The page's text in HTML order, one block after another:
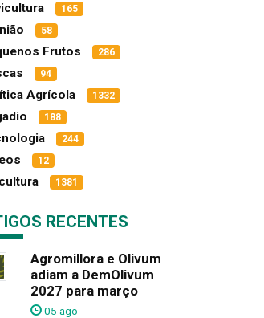
165
58
Frutos 286
94
Agrícola 1332
188
244
12
1381
RECENTES
Agromillora e Olivum
adiam a DemOlivum
2027 para março
05 ago